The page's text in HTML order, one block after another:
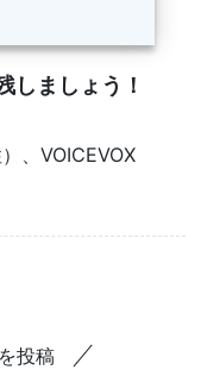
しましょう！
、VOICEVOX
投稿